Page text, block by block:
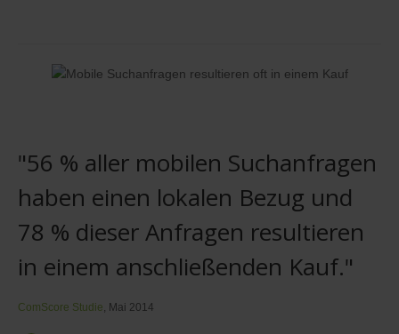
"56 % aller mobilen Suchanfragen
haben einen lokalen Bezug und
78 % dieser Anfragen resultieren
in einem anschließenden Kauf."
ComScore Studie, Mai 2014